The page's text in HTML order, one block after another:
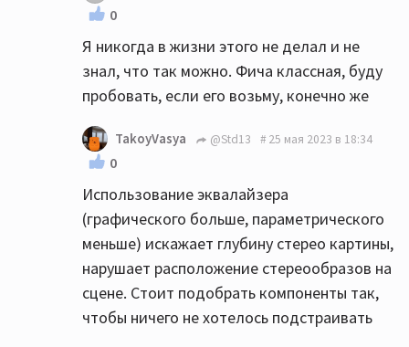
0
Я никогда в жизни этого не делал и не
знал, что так можно. Фича классная, буду
пробовать, если его возьму, конечно же
TakoyVasya @Std13 25 мая 2023 в 18:34
0
Использование эквалайзера
(графического больше, параметрического
меньше) искажает глубину стерео картины,
нарушает расположение стереообразов на
сцене. Стоит подобрать компоненты так,
чтобы ничего не хотелось подстраивать